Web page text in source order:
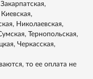
Николаевская,
Тернопольская,
Черкасская,
то ее оплата не